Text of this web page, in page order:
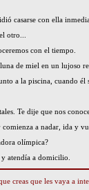
casarse con ella
otro...
con el tiempo.
de miel en un lujoso
a la piscina, cuando
Te dije que nos
a nadar, ida y
olímpica?
atendía a domicilio.
creas que les vaya a